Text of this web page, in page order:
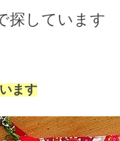
探しています
ます